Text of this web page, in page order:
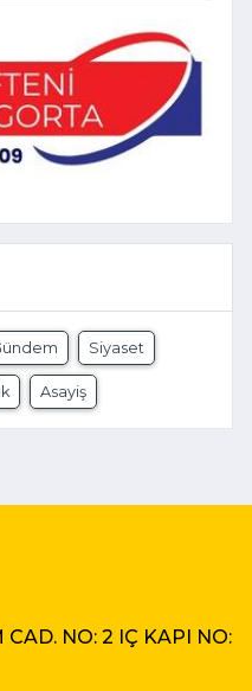
Siyaset
Asayiş
NO: 2 IÇ KAPI NO: